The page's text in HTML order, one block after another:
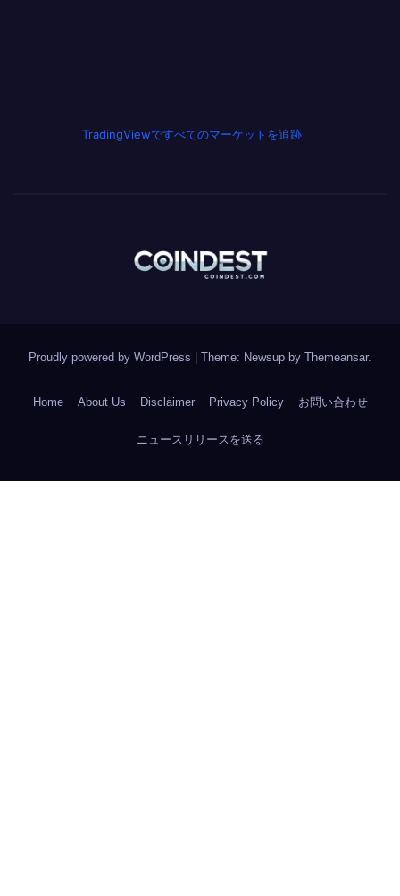
TradingViewですべてのマーケットを追跡
Proudly powered by WordPress Theme: Newsup by Themeansar.
Home About Us Disclaimer Privacy Policy お問い合わせ
ニュースリリースを送る